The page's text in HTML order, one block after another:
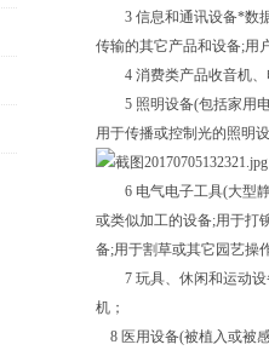
3 信息和通讯设备*数据
传输的其它产品和设备;用
4 消费类产品收音机、
5 照明设备(包括家用电
用于传播或控制光的照明
6 电气电子工具(大型静
或类似加工的设备;用于打
备;用于割草或其它园艺操
7 玩具、休闲和运动设
机；
8 医用设备(被植入或被